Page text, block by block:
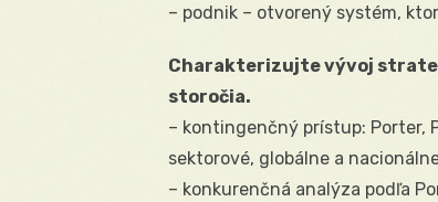
– podnik – otvorený systém,
Charakterizujte vývoj
storočia.
– kontingenčný prístup: Porter,
sektorové, globálne a
– konkurenčná analýza podľa